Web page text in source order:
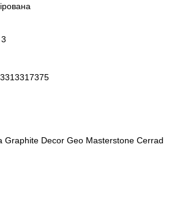
Graphite Decor Geo Masterstone Сerrad